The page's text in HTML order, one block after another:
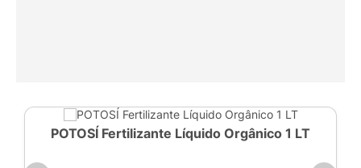
POTOSÍ Fertilizante Líquido Orgânico 1 LT